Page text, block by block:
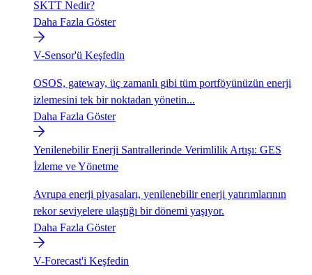
SKTT Nedir?
Daha Fazla Göster
V-Sensor'ü Keşfedin
OSOS, gateway, üç zamanlı gibi tüm portföyünüzün enerji
izlemesini tek bir noktadan yönetin...
Daha Fazla Göster
Yenilenebilir Enerji Santrallerinde Verimlilik Artışı: GES
İzleme ve Yönetme
Avrupa enerji piyasaları, yenilenebilir enerji yatırımlarının
rekor seviyelere ulaştığı bir dönemi yaşıyor.
Daha Fazla Göster
V-Forecast'i Keşfedin